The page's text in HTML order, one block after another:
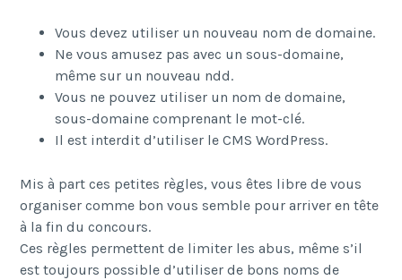
Vous devez utiliser un nouveau nom de domaine.
Ne vous amusez pas avec un sous-domaine,
même sur un nouveau ndd.
Vous ne pouvez utiliser un nom de domaine,
sous-domaine comprenant le mot-clé.
Il est interdit d’utiliser le CMS WordPress.
Mis à part ces petites règles, vous êtes libre de vous
organiser comme bon vous semble pour arriver en tête
à la fin du concours.
Ces règles permettent de limiter les abus, même s’il
est toujours possible d’utiliser de bons noms de